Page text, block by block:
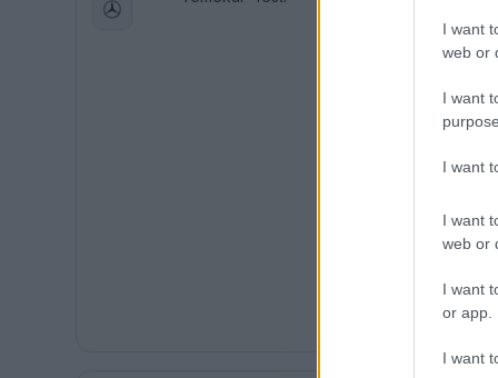
I want
web or
I want
I want
I want
web or
I want
or app.
I want